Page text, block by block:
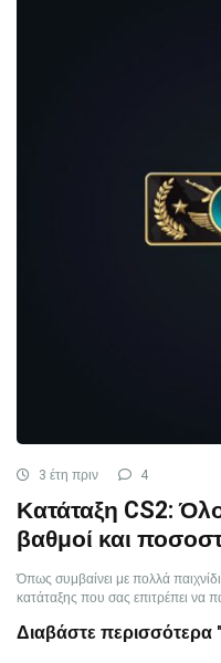
3 έτη πριν 4
Κατάταξη CS2:
βαθμοί και
Όπως συμβαίνει με πολλά
κατάταξης που σας επιτρέπει να
Διαβάστε περισσότερα "